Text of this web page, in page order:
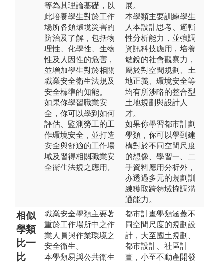
等為其理論基礎，以
此培養學生對於工作
場所各類環境災害的
防治及了解，包括物
理性、化學性、生物
性及人因性的危害，
並增加學生對於相關
職業安全衛生法規及
安全標準的知能。
如果你學習職業安
全，你可以學到如何
評估、監測勞工的工
作環境安全，並打造
安全與舒適的工作場
域及習得相關職業安
全衛生法規之應用。
展。
本學類主要訓練學生
人本設計思考、邏輯
性分析能力，並強調
資訊科技應用，培養
敏銳的社會觀察力，
屬於對空間規劃、土
地正義、環境安全等
均有所涉略的整合型
土地規劃與設計人
才。
如果你學習都市計劃
學類，你可以學到建
構對於不同空間尺度
的想像、學習一、二
手資料應用分析外，
亦透過多元的規劃訓
練獲取跨領域協調溝
通能力。
相似
學類
比一
比
職業安全學類主要著
重於工作場所中之作
業人員與作業環境之
安全衛生。
本學類易與公共衛生
都市計畫學類涵蓋不
同空間尺度的規劃設
計，大至國土規劃、
都市設計、社區計
畫，小至不動產開發